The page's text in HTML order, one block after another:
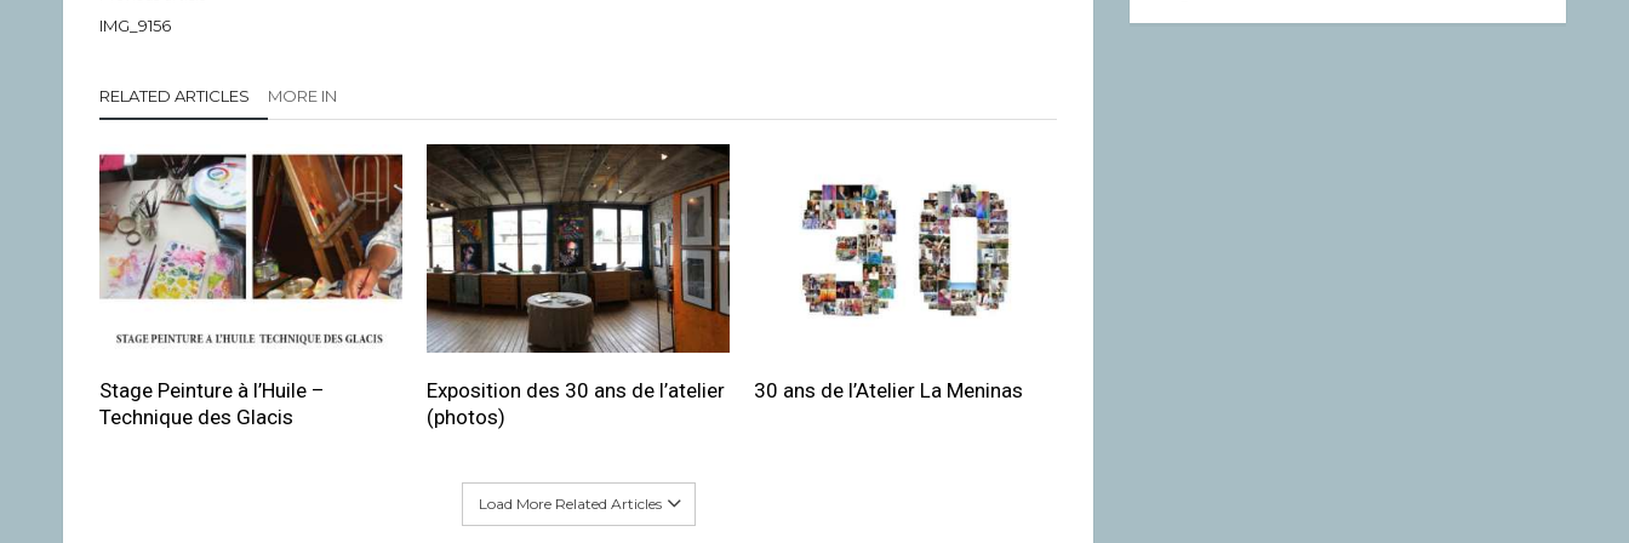
IMG_9156
RELATED ARTICLES MORE IN
Stage Peinture à l’Huile –
Technique des Glacis
Exposition des 30 ans de l’atelier
(photos)
30 ans de l’Atelier La Meninas
Load More Related Articles